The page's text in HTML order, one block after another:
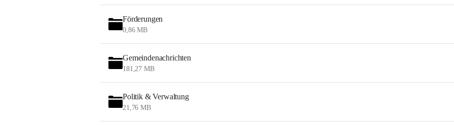
Förderungen
0,86 MB
Gemeindenachrichten
181,27 MB
Politik & Verwaltung
21,76 MB